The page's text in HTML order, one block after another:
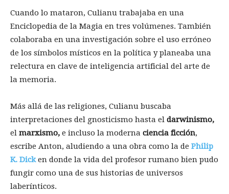
Cuando lo mataron, Culianu trabajaba en una
Enciclopedia de la Magia en tres volúmenes. También
colaboraba en una investigación sobre el uso erróneo
de los símbolos místicos en la política y planeaba una
relectura en clave de inteligencia artificial del arte de
la memoria.
Más allá de las religiones, Culianu buscaba
interpretaciones del gnosticismo hasta el darwinismo,
el marxismo, e incluso la moderna ciencia ficción,
escribe Anton, aludiendo a una obra como la de Philip
K. Dicken donde la vida del profesor rumano bien pudo
fungir como una de sus historias de universos
laberínticos.